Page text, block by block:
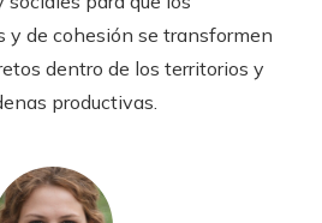
y de cohesión se transformen
dentro de los territorios y
productivas.